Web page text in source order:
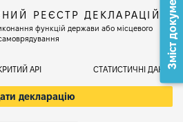
РЕЄСТР ДЕКЛАРАЦІЙ
функцій держави або місцевого
АРІ СТАТИСТИЧНІ ДАНІ
декларацію
Зміст документа